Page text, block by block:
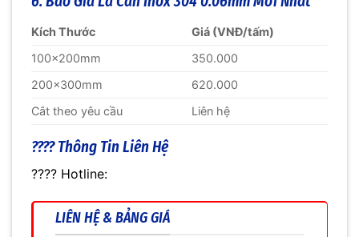
Kích Thước
Giá (VNĐ/tấm)
100x200mm
350.000
200x300mm
620.000
Cắt theo yêu cầu
Liên hệ
???? Thông Tin Liên Hệ
???? Hotline:
LIÊN HỆ & BẢNG GIÁ